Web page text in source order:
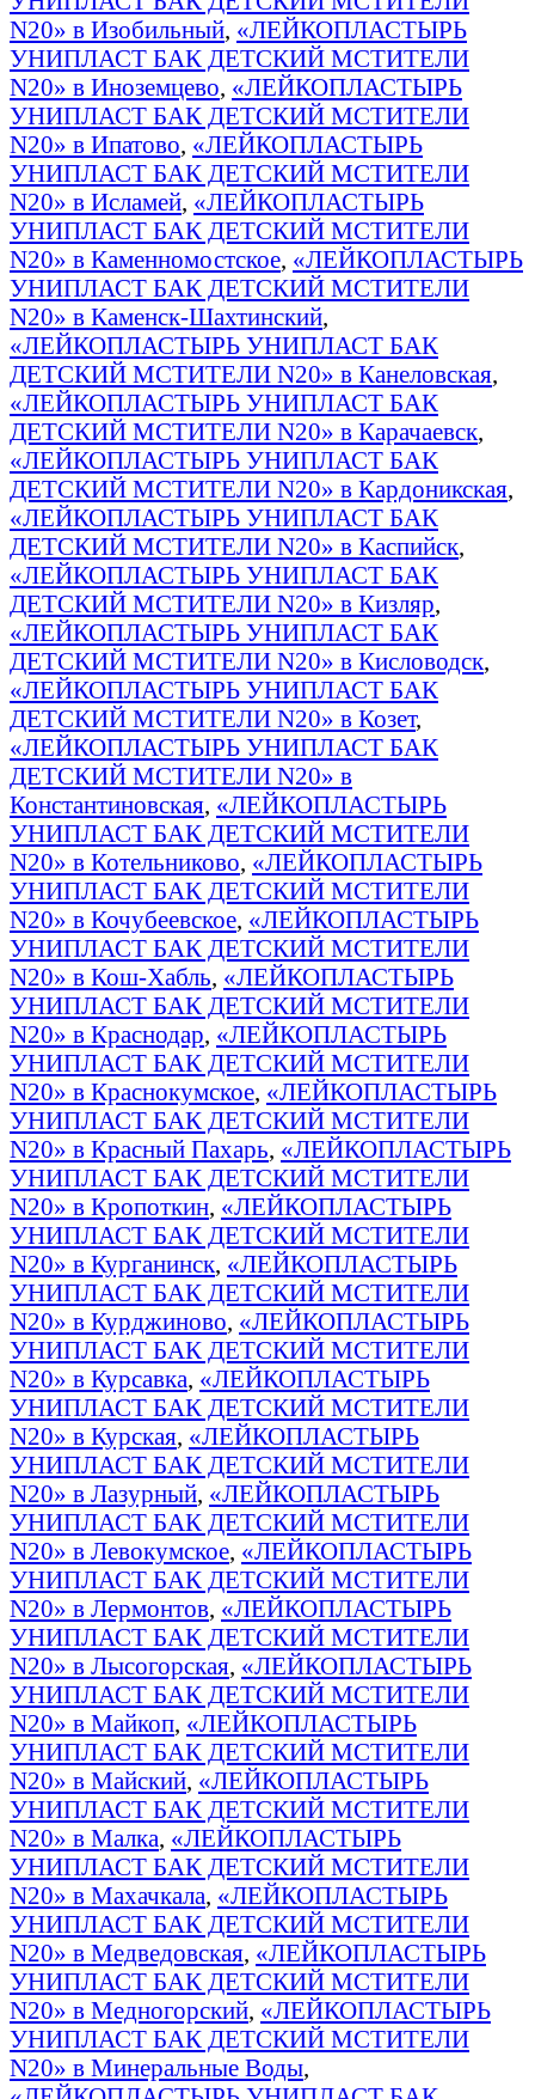
N20» в Изобильный, «ЛЕЙКОПЛАСТЫРЬ
УНИПЛАСТ БАК ДЕТСКИЙ МСТИТЕЛИ
N20» в Иноземцево, «ЛЕЙКОПЛАСТЫРЬ
УНИПЛАСТ БАК ДЕТСКИЙ МСТИТЕЛИ
N20» в Ипатово, «ЛЕЙКОПЛАСТЫРЬ
УНИПЛАСТ БАК ДЕТСКИЙ МСТИТЕЛИ
N20» в Исламей, «ЛЕЙКОПЛАСТЫРЬ
УНИПЛАСТ БАК ДЕТСКИЙ МСТИТЕЛИ
N20» в Каменномостское, «ЛЕЙКОПЛАСТЫРЬ
УНИПЛАСТ БАК ДЕТСКИЙ МСТИТЕЛИ
N20» в Каменск-Шахтинский,
«ЛЕЙКОПЛАСТЫРЬ УНИПЛАСТ БАК
ДЕТСКИЙ МСТИТЕЛИ N20» в Канеловская,
«ЛЕЙКОПЛАСТЫРЬ УНИПЛАСТ БАК
ДЕТСКИЙ МСТИТЕЛИ N20» в Карачаевск,
«ЛЕЙКОПЛАСТЫРЬ УНИПЛАСТ БАК
ДЕТСКИЙ МСТИТЕЛИ N20» в Кардоникская,
«ЛЕЙКОПЛАСТЫРЬ УНИПЛАСТ БАК
ДЕТСКИЙ МСТИТЕЛИ N20» в Каспийск,
«ЛЕЙКОПЛАСТЫРЬ УНИПЛАСТ БАК
ДЕТСКИЙ МСТИТЕЛИ N20» в Кизляр,
«ЛЕЙКОПЛАСТЫРЬ УНИПЛАСТ БАК
ДЕТСКИЙ МСТИТЕЛИ N20» в Кисловодск,
«ЛЕЙКОПЛАСТЫРЬ УНИПЛАСТ БАК
ДЕТСКИЙ МСТИТЕЛИ N20» в Козет,
«ЛЕЙКОПЛАСТЫРЬ УНИПЛАСТ БАК
ДЕТСКИЙ МСТИТЕЛИ N20» в
Константиновская, «ЛЕЙКОПЛАСТЫРЬ
УНИПЛАСТ БАК ДЕТСКИЙ МСТИТЕЛИ
N20» в Котельниково, «ЛЕЙКОПЛАСТЫРЬ
УНИПЛАСТ БАК ДЕТСКИЙ МСТИТЕЛИ
N20» в Кочубеевское, «ЛЕЙКОПЛАСТЫРЬ
УНИПЛАСТ БАК ДЕТСКИЙ МСТИТЕЛИ
N20» в Кош-Хабль, «ЛЕЙКОПЛАСТЫРЬ
УНИПЛАСТ БАК ДЕТСКИЙ МСТИТЕЛИ
N20» в Краснодар, «ЛЕЙКОПЛАСТЫРЬ
УНИПЛАСТ БАК ДЕТСКИЙ МСТИТЕЛИ
N20» в Краснокумское, «ЛЕЙКОПЛАСТЫРЬ
УНИПЛАСТ БАК ДЕТСКИЙ МСТИТЕЛИ
N20» в Красный Пахарь, «ЛЕЙКОПЛАСТЫРЬ
УНИПЛАСТ БАК ДЕТСКИЙ МСТИТЕЛИ
N20» в Кропоткин, «ЛЕЙКОПЛАСТЫРЬ
УНИПЛАСТ БАК ДЕТСКИЙ МСТИТЕЛИ
N20» в Курганинск, «ЛЕЙКОПЛАСТЫРЬ
УНИПЛАСТ БАК ДЕТСКИЙ МСТИТЕЛИ
N20» в Курджиново, «ЛЕЙКОПЛАСТЫРЬ
УНИПЛАСТ БАК ДЕТСКИЙ МСТИТЕЛИ
N20» в Курсавка, «ЛЕЙКОПЛАСТЫРЬ
УНИПЛАСТ БАК ДЕТСКИЙ МСТИТЕЛИ
N20» в Курская, «ЛЕЙКОПЛАСТЫРЬ
УНИПЛАСТ БАК ДЕТСКИЙ МСТИТЕЛИ
N20» в Лазурный, «ЛЕЙКОПЛАСТЫРЬ
УНИПЛАСТ БАК ДЕТСКИЙ МСТИТЕЛИ
N20» в Левокумское, «ЛЕЙКОПЛАСТЫРЬ
УНИПЛАСТ БАК ДЕТСКИЙ МСТИТЕЛИ
N20» в Лермонтов, «ЛЕЙКОПЛАСТЫРЬ
УНИПЛАСТ БАК ДЕТСКИЙ МСТИТЕЛИ
N20» в Лысогорская, «ЛЕЙКОПЛАСТЫРЬ
УНИПЛАСТ БАК ДЕТСКИЙ МСТИТЕЛИ
N20» в Майкоп, «ЛЕЙКОПЛАСТЫРЬ
УНИПЛАСТ БАК ДЕТСКИЙ МСТИТЕЛИ
N20» в Майский, «ЛЕЙКОПЛАСТЫРЬ
УНИПЛАСТ БАК ДЕТСКИЙ МСТИТЕЛИ
N20» в Малка, «ЛЕЙКОПЛАСТЫРЬ
УНИПЛАСТ БАК ДЕТСКИЙ МСТИТЕЛИ
N20» в Махачкала, «ЛЕЙКОПЛАСТЫРЬ
УНИПЛАСТ БАК ДЕТСКИЙ МСТИТЕЛИ
N20» в Медведовская, «ЛЕЙКОПЛАСТЫРЬ
УНИПЛАСТ БАК ДЕТСКИЙ МСТИТЕЛИ
N20» в Медногорский, «ЛЕЙКОПЛАСТЫРЬ
УНИПЛАСТ БАК ДЕТСКИЙ МСТИТЕЛИ
N20» в Минеральные Воды,